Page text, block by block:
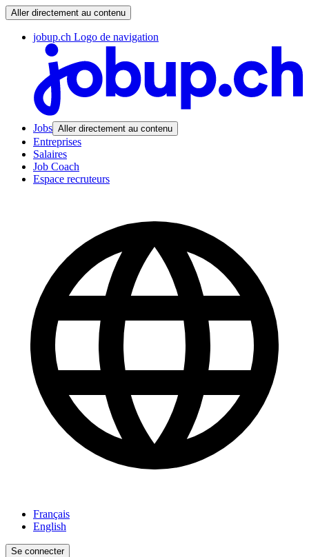
Aller directement au contenu
jobup.ch Logo de navigation
Jobs Aller directement au contenu
Entreprises
Salaires
Job Coach
Espace recruteurs
Français
English
Se connecter